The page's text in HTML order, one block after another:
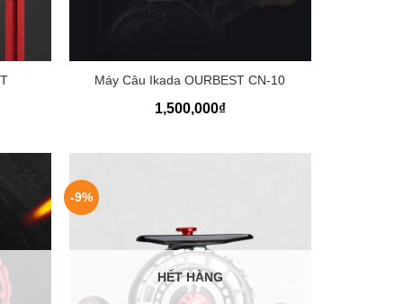
Máy Câu Ikada OURBEST CN-10
1,500,000₫
-9%
HẾT HÀNG